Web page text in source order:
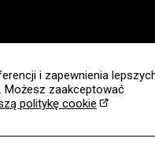
i zapewnienia
Możesz zaakceptować
politykę cookie